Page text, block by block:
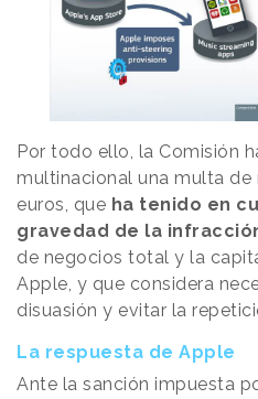
Por todo ello, la Comisión
multinacional una multa de
euros, que ha tenido en
gravedad de la
de negocios total y la
Apple, y que considera
disuasión y evitar la
La respuesta de Apple
Ante la sanción impuesta